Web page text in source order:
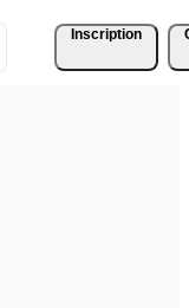
Inscription